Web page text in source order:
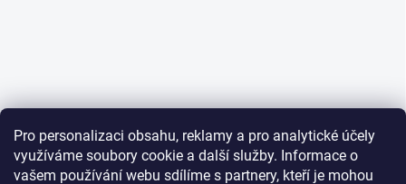
Pro personalizaci obsahu, reklamy a pro analytické účely
využíváme soubory cookie a další služby. Informace o
vašem používání webu sdílíme s partnery, kteří je mohou